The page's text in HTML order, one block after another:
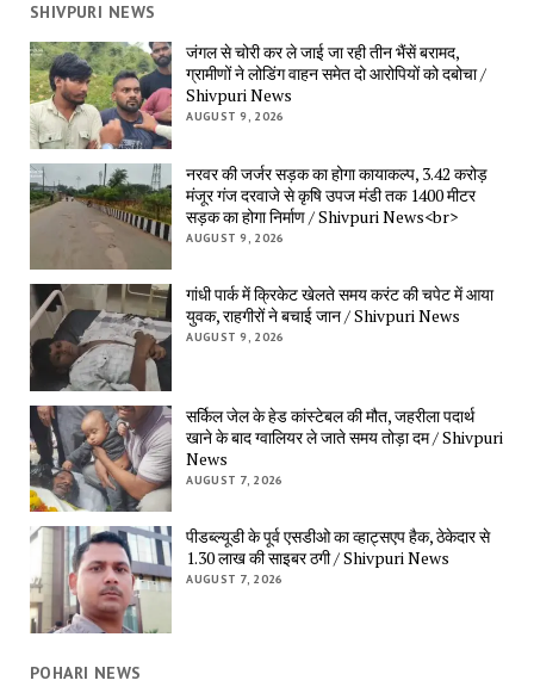
SHIVPURI NEWS
जंगल से चोरी कर ले जाई जा रही तीन भैंसें बरामद,
ग्रामीणों ने लोडिंग वाहन समेत दो आरोपियों को दबोचा /
Shivpuri News
AUGUST 9, 2026
नरवर की जर्जर सड़क का होगा कायाकल्प, 3.42 करोड़
मंजूर गंज दरवाजे से कृषि उपज मंडी तक 1400 मीटर
सड़क का होगा निर्माण / Shivpuri News<br>
AUGUST 9, 2026
गांधी पार्क में क्रिकेट खेलते समय करंट की चपेट में आया
युवक, राहगीरों ने बचाई जान / Shivpuri News
AUGUST 9, 2026
सर्किल जेल के हेड कांस्टेबल की मौत, जहरीला पदार्थ
खाने के बाद ग्वालियर ले जाते समय तोड़ा दम / Shivpuri
News
AUGUST 7, 2026
पीडब्ल्यूडी के पूर्व एसडीओ का व्हाट्सएप हैक, ठेकेदार से
1.30 लाख की साइबर ठगी / Shivpuri News
AUGUST 7, 2026
POHARI NEWS